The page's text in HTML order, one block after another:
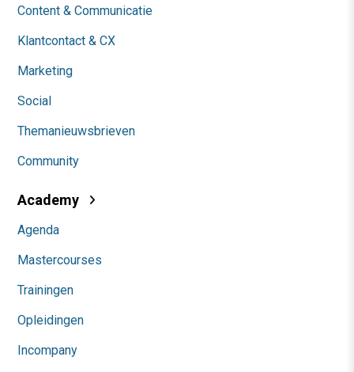
Content & Communicatie
Klantcontact & CX
Marketing
Social
Themanieuwsbrieven
Community
Academy
Agenda
Mastercourses
Trainingen
Opleidingen
Incompany